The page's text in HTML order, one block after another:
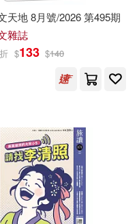
Ian(2947)
天地 8月號/2026 第495期
雜誌
$133 $140